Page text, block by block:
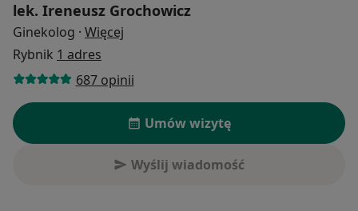
lek. Ireneusz Grochowicz
Ginekolog · Więcej
Rybnik 1 adres
687 opinii
Umów wizytę
Wyślij wiadomość